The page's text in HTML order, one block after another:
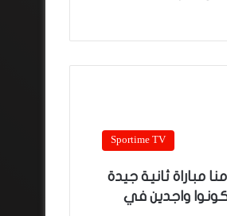
Sportime TV
مباراة ثانية جيدة
واجدين في